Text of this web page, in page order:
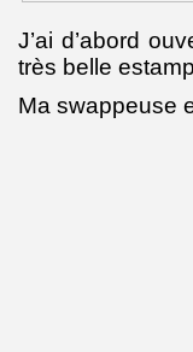
J’ai d’abord
très belle
Ma swappeuse